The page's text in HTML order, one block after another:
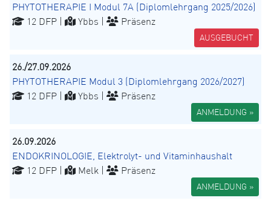
PHYTOTHERAPIE I Modul 7A (Diplomlehrgang 2025/2026)
12 DFP |
Ybbs | Präsenz
AUSGEBUCHT
26./27.09.2026
PHYTOTHERAPIE Modul 3 (Diplomlehrgang 2026/2027)
12 DFP |
Ybbs | Präsenz
ANMELDUNG »
26.09.2026
ENDOKRINOLOGIE, Elektrolyt- und Vitaminhaushalt
12 DFP |
Melk | Präsenz
ANMELDUNG »